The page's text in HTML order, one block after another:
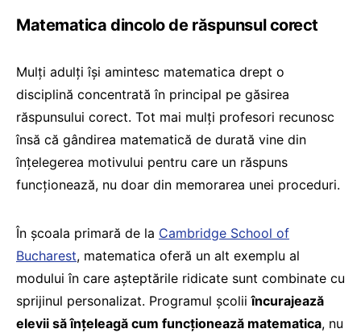
Matematica dincolo de răspunsul corect
Mulți adulți își amintesc matematica drept o
disciplină concentrată în principal pe găsirea
răspunsului corect. Tot mai mulți profesori recunosc
însă că gândirea matematică de durată vine din
înțelegerea motivului pentru care un răspuns
funcționează, nu doar din memorarea unei proceduri.
În școala primară de la Cambridge School of
Bucharest, matematica oferă un alt exemplu al
modului în care așteptările ridicate sunt combinate cu
sprijinul personalizat. Programul școliiîncurajează
elevii să înțeleagă cum funcționează matematica, nu